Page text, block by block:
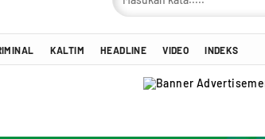
Informasi Terkini!
KALTIM HEADLINE VIDEO INDEKS